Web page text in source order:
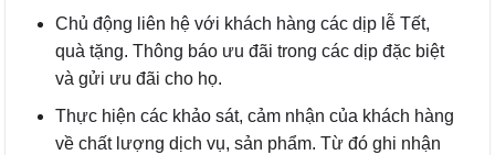
Chủ động liên hệ với khách hàng các dịp lễ Tết,
quà tặng. Thông báo ưu đãi trong các dịp đặc biệt
và gửi ưu đãi cho họ.
Thực hiện các khảo sát, cảm nhận của khách hàng
về chất lượng dịch vụ, sản phẩm. Từ đó ghi nhận